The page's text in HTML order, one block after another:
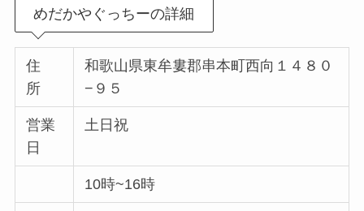
めだかやぐっちーの詳細
住
所
和歌山県東牟婁郡串本町西向１４８０
−９５
営業
日
土日祝
10時~16時